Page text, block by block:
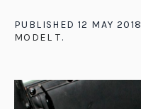
PUBLISHED 12 MAY 2018
MODEL T.